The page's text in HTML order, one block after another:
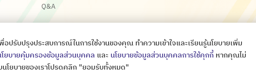
Q&A
Copyright © All Rights Thaibattlespirits ออกแบบเว็บไซต์
อปรับปรุงประสบการณ์ในการใช้งานของคุณ ทำความเข้าใจและเรียนรู้นโยบายเพิ่ม
ยบายคุ้มครองข้อมูลส่วนบุคคล และ นโยบายข้อมูลส่วนบุคคลการใช้คุกกี้หากคุณไม่
โยบายของเราโปรดคลิก "ยอมรับทั้งหมด"